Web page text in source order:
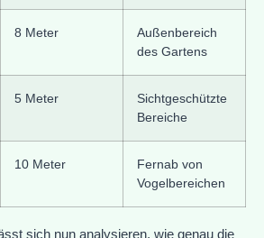
8 Meter
Außenbereich
des Gartens
5 Meter
Sichtgeschützte
Bereiche
10 Meter
Fernab von
Vogelbereichen
sich nun analysieren, wie genau die